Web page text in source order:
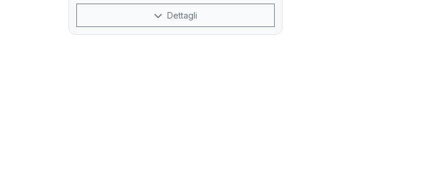
Dettagli